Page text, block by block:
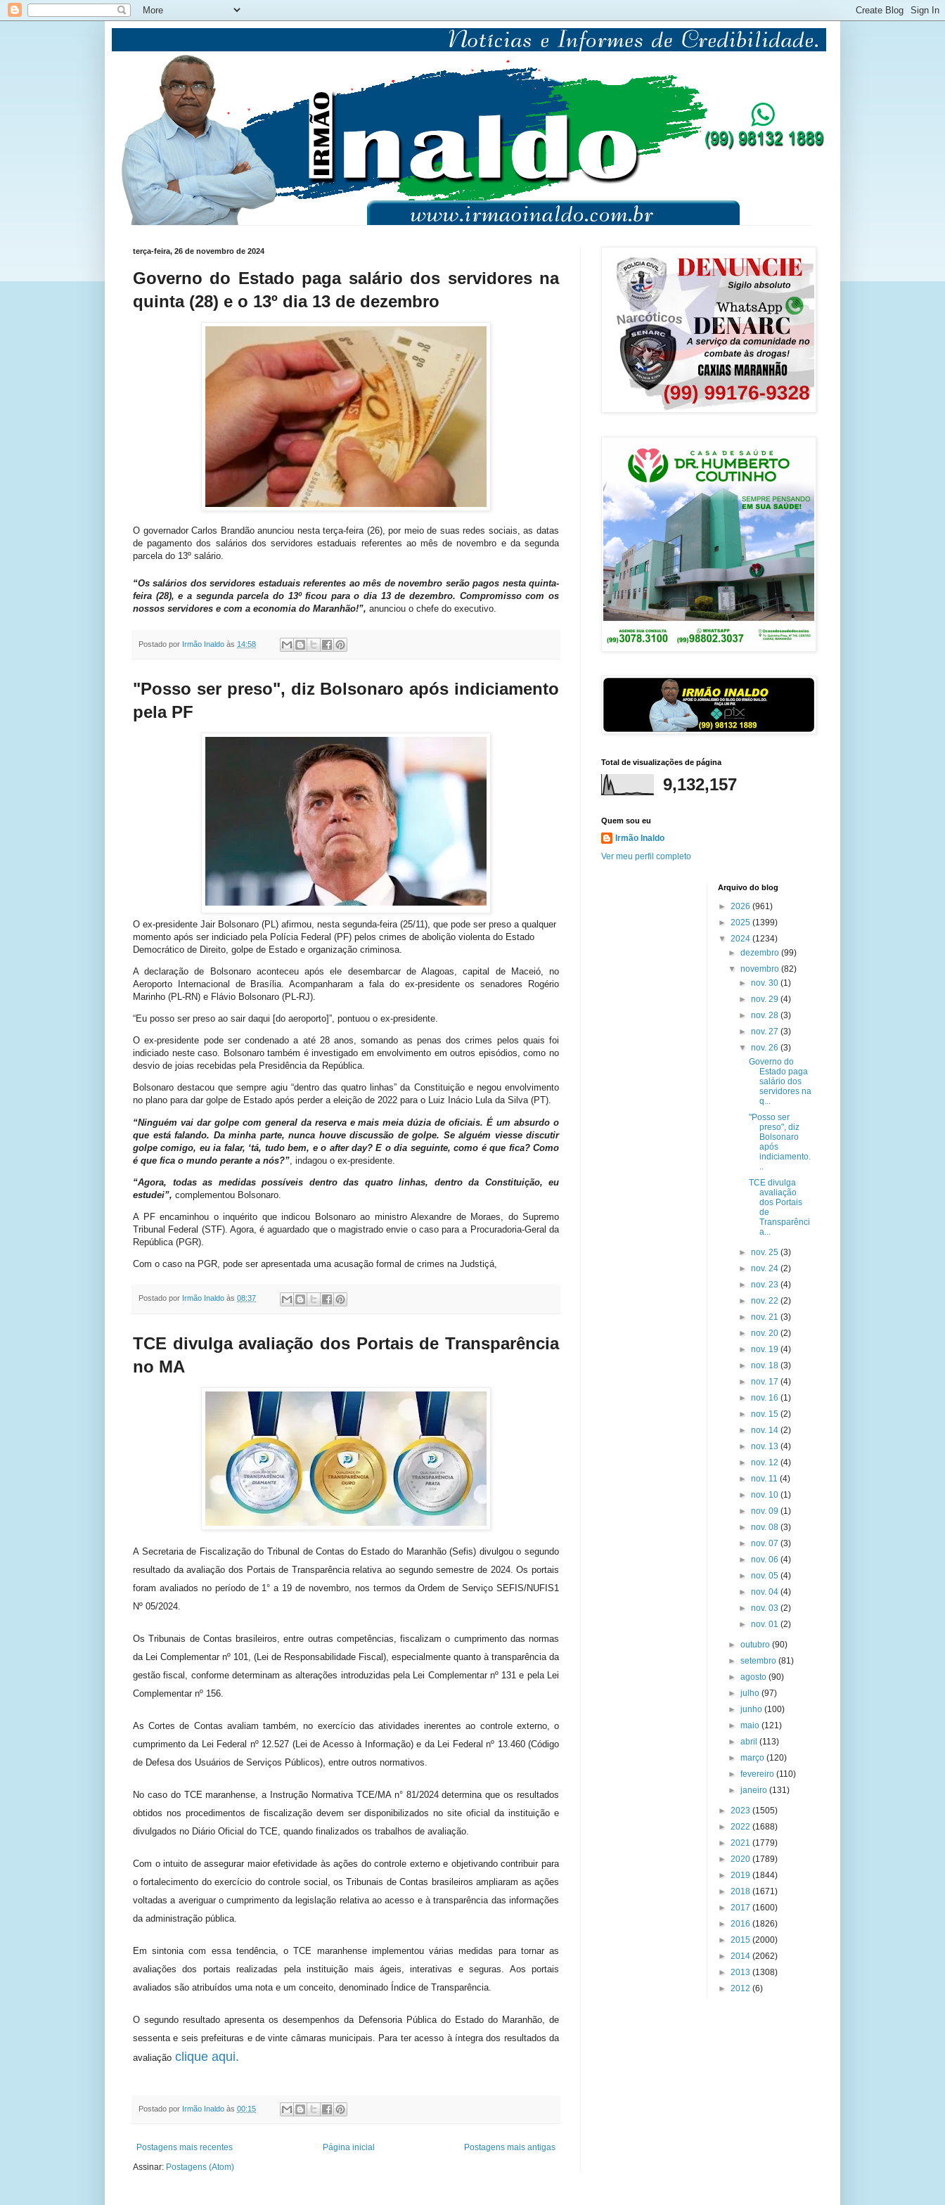
terça-feira, 26 de novembro de 2024
Governo do Estado paga salário dos servidores na
quinta (28) e o 13º dia 13 de dezembro
O governador Carlos Brandão anunciou nesta terça-feira (26), por meio de suas redes sociais, as datas
de pagamento dos salários dos servidores estaduais referentes ao mês de novembro e da segunda
parcela do 13º salário.
“Os salários dos servidores estaduais referentes ao mês de novembro serão pagos nesta quinta-
feira (28), e a segunda parcela do 13º ficou para o dia 13 de dezembro. Compromisso com os
nossos servidores e com a economia do Maranhão!”, anunciou o chefe do executivo.
Postado por Irmão Inaldo às 14:58
"Posso ser preso", diz Bolsonaro após indiciamento
pela PF
O ex-presidente Jair Bolsonaro (PL) afirmou, nesta segunda-feira (25/11), que pode ser preso a qualquer
momento após ser indiciado pela Polícia Federal (PF) pelos crimes de abolição violenta do Estado
Democrático de Direito, golpe de Estado e organização criminosa.
A declaração de Bolsonaro aconteceu após ele desembarcar de Alagoas, capital de Maceió, no
Aeroporto Internacional de Brasília. Acompanharam a fala do ex-presidente os senadores Rogério
Marinho (PL-RN) e Flávio Bolsonaro (PL-RJ).
“Eu posso ser preso ao sair daqui [do aeroporto]”, pontuou o ex-presidente.
O ex-presidente pode ser condenado a até 28 anos, somando as penas dos crimes pelos quais foi
indiciado neste caso. Bolsonaro também é investigado em envolvimento em outros episódios, como no
desvio de joias recebidas pela Presidência da República.
Bolsonaro destacou que sempre agiu “dentro das quatro linhas” da Constituição e negou envolvimento
no plano para dar golpe de Estado após perder a eleição de 2022 para o Luiz Inácio Lula da Silva (PT).
“Ninguém vai dar golpe com general da reserva e mais meia dúzia de oficiais. É um absurdo o
que está falando. Da minha parte, nunca houve discussão de golpe. Se alguém viesse discutir
golpe comigo, eu ia falar, ‘tá, tudo bem, e o after day? E o dia seguinte, como é que fica? Como
é que fica o mundo perante a nós?” , indagou o ex-presidente.
“Agora, todas as medidas possíveis dentro das quatro linhas, dentro da Constituição, eu
estudei”, complementou Bolsonaro.
A PF encaminhou o inquérito que indicou Bolsonaro ao ministro Alexandre de Moraes, do Supremo
Tribunal Federal (STF). Agora, é aguardado que o magistrado envie o caso para a Procuradoria-Geral da
República (PGR).
Com o caso na PGR, pode ser apresentada uma acusação formal de crimes na Judstiçá,
Postado por Irmão Inaldo às 08:37
TCE divulga avaliação dos Portais de Transparência
no MA
A Secretaria de Fiscalização do Tribunal de Contas do Estado do Maranhão (Sefis) divulgou o segundo
resultado da avaliação dos Portais de Transparência relativa ao segundo semestre de 2024. Os portais
foram avaliados no período de 1° a 19 de novembro, nos termos da Ordem de Serviço SEFIS/NUFIS1
Nº 05/2024.
Os Tribunais de Contas brasileiros, entre outras competências, fiscalizam o cumprimento das normas
da Lei Complementar nº 101, (Lei de Responsabilidade Fiscal), especialmente quanto à transparência da
gestão fiscal, conforme determinam as alterações introduzidas pela Lei Complementar nº 131 e pela Lei
Complementar nº 156.
As Cortes de Contas avaliam também, no exercício das atividades inerentes ao controle externo, o
cumprimento da Lei Federal nº 12.527 (Lei de Acesso à Informação) e da Lei Federal nº 13.460 (Código
de Defesa dos Usuários de Serviços Públicos), entre outros normativos.
No caso do TCE maranhense, a Instrução Normativa TCE/MA n° 81/2024 determina que os resultados
obtidos nos procedimentos de fiscalização devem ser disponibilizados no site oficial da instituição e
divulgados no Diário Oficial do TCE, quando finalizados os trabalhos de avaliação.
Com o intuito de assegurar maior efetividade às ações do controle externo e objetivando contribuir para
o fortalecimento do exercício do controle social, os Tribunais de Contas brasileiros ampliaram as ações
voltadas a averiguar o cumprimento da legislação relativa ao acesso e à transparência das informações
da administração pública.
Em sintonia com essa tendência, o TCE maranhense implementou várias medidas para tornar as
avaliações dos portais realizadas pela instituição mais ágeis, interativas e seguras. Aos portais
avaliados são atribuídos uma nota e um conceito, denominado Índice de Transparência.
O segundo resultado apresenta os desempenhos da Defensoria Pública do Estado do Maranhão, de
sessenta e seis prefeituras e de vinte câmaras municipais. Para ter acesso à íntegra dos resultados da
avaliação clique aqui.
Postado por Irmão Inaldo às 00:15
Postagens mais recentes Postagens mais antigas
Página inicial
Assinar: Postagens (Atom)
Total de visualizações de página
9,132,157
Quem sou eu
Irmão Inaldo
Ver meu perfil completo
Arquivo do blog
► 2026 (961)
► 2025 (1399)
▼ 2024 (1234)
►dezembro(99)
▼novembro(82)
► nov. 30 (1)
► nov. 29 (4)
► nov. 28 (3)
► nov. 27 (3)
▼ nov. 26 (3)
Governo do
Estado paga
salário dos
servidores na
q...
"Posso ser
preso", diz
Bolsonaro
após
indiciamento.
..
TCE divulga
avaliação
dos Portais
de
Transparênci
a...
► nov. 25 (3)
► nov. 24 (2)
► nov. 23 (4)
► nov. 22 (2)
► nov. 21 (3)
► nov. 20 (2)
► nov. 19 (4)
► nov. 18 (3)
► nov. 17 (4)
► nov. 16 (1)
► nov. 15 (2)
► nov. 14 (2)
► nov. 13 (4)
► nov. 12 (4)
► nov. 11 (4)
► nov. 10 (1)
► nov. 09 (1)
► nov. 08 (3)
► nov. 07 (3)
► nov. 06 (4)
► nov. 05 (4)
► nov. 04 (4)
► nov. 03 (2)
► nov. 01 (2)
►outubro(90)
►setembro(81)
►agosto(90)
►julho(97)
►junho(100)
►maio(121)
►abril(113)
►março(120)
►fevereiro(110)
►janeiro(131)
► 2023 (1505)
► 2022 (1688)
► 2021 (1779)
► 2020 (1789)
► 2019 (1844)
► 2018 (1671)
► 2017 (1600)
► 2016 (1826)
► 2015 (2000)
► 2014 (2062)
► 2013 (1308)
► 2012 (6)